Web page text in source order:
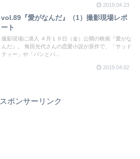
2019.04.23
vol.89『愛がなんだ』（1）撮影現場レポ
ート
撮影現場に潜入 ４月１９日（金）公開の映画『愛がな
んだ』。 角田光代さんの恋愛小説が原作で、「サッド
ティー」や「パンとバ...
2019.04.02
スポンサーリンク